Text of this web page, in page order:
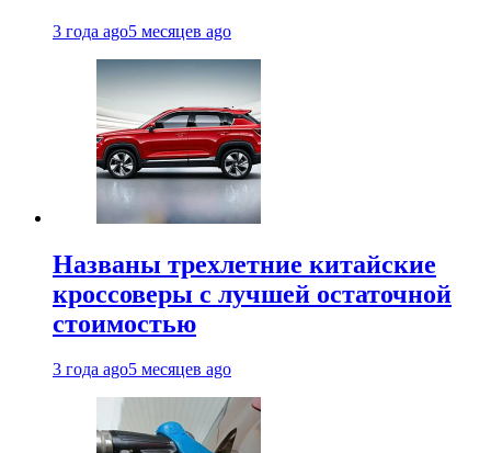
3 года ago5 месяцев ago
Названы трехлетние китайские
кроссоверы с лучшей остаточной
стоимостью
3 года ago5 месяцев ago